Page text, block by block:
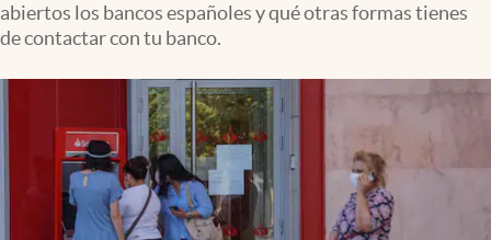
abiertos los bancos españoles y qué otras formas tienes
de contactar con tu banco.